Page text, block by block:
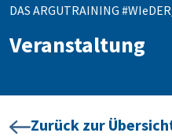
DAS ARGUTRAINING
Veranstaltung
Zurück zur